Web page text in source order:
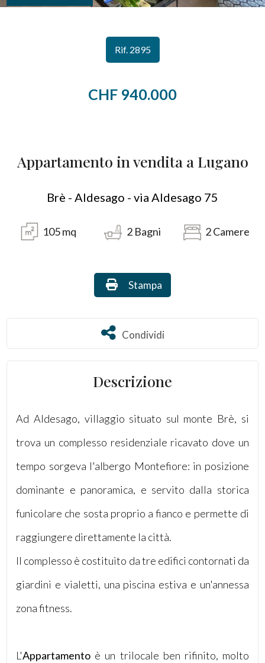
Rif. 2895
CHF 940.000
Appartamento in vendita a Lugano
Brè - Aldesago - via Aldesago 75
105mq 2Bagni 2Camere
Stampa: Rif. 2895
Stampa
Condividi
Condividi
Descrizione
Ad Aldesago, villaggio situato sul monte Brè, si
trova un complesso residenziale ricavato dove un
tempo sorgeva l'albergo Montefiore: in posizione
dominante e panoramica, e servito dalla storica
funicolare che sosta proprio a fianco e permette di
raggiungere direttamente la città.
Il complesso è costituito da tre edifici contornati da
giardini e vialetti, una piscina estiva e un'annessa
zona fitness.
L'Appartamento è un trilocale ben rifinito, molto
Tipologia
multiscelta
Qualsiasi
mq
Locali
Qualsiasi